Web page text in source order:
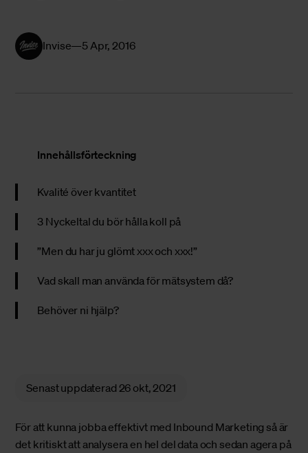
Invise 5 Apr, 2016
Innehållsförteckning
Kvalité över kvantitet
3 Nyckeltal du bör hålla koll på
”Men du har ju glömt xxx och xxx!”
Vad skall man använda för mätsystem då?
Behöver ni hjälp?
Senast uppdaterad 26 okt, 2021
För att kunna jobba effektivt med Inbound Marketing så är
det kritiskt att analysera en hel del data och sedan agera på